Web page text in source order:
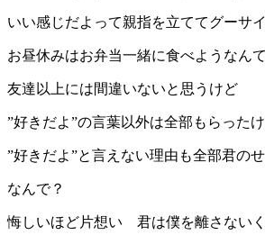
いい感じだよって親指を立ててグーサ
お昼休みはお弁当一緒に食べようなんて
友達以上には間違いないと思うけど
”好きだよ”の言葉以外は全部もらった
”好きだよ”と言えない理由も全部君の
なんで？
悔しいほど片想い 君は僕を離さない